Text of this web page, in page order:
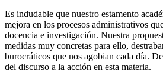
Es indudable que nuestro estamento
mejora en los procesos administrativos
docencia e investigación. Nuestra
medidas muy concretas para ello,
burocráticos que nos agobian cada día.
del discurso a la acción en esta materia.